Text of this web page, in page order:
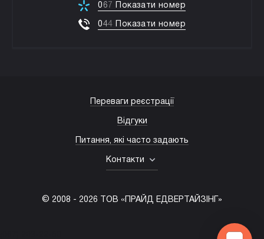
06 7 Показати номер
044 Показати номер
© 2008 - 2026 ТОВ «ПРАЙД ЕДВЕРТАЙЗІНГ»
Переваги реєстрації
Відгуки
Питання, які часто задають
Контакти